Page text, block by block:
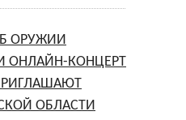
ОРУЖИИ
ОНЛАЙН-КОНЦЕРТ
ОБЛАСТИ